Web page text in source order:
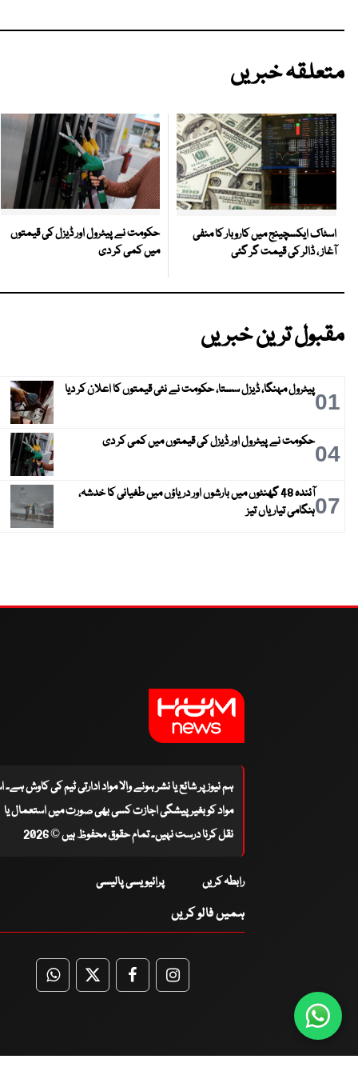
متعلقہ خبریں
اسٹاک ایکسچینج میں کاروبار کا منفی
آغاز ، ڈالر کی قیمت گر گئی
حکومت نے پیٹرول اور ڈیزل کی قیمتوں
میں کمی کر دی
مقبول ترین خبریں
01پیٹرول مہنگا، ڈیزل سستا، حکومت نے نئی قیمتوں کا اعلان کر دیا
04حکومت نے پیٹرول اور ڈیزل کی قیمتوں میں کمی کر دی
07
آئندہ 48 گھنٹوں میں بارشوں اور دریاؤں میں طغیانی کا خدشہ،
ہنگامی تیاریاں تیز
ہم نیوز پر شائع یا نشر ہونے والا مواد ادارتی ٹیم کی کاوش
مواد کو بغیر پیشگی اجازت کسی بھی صورت میں استعمال یا
نقل کرنا درست نہیں۔ تمام حقوق محفوظ ہیں © 2026
رابطہ کریں پرائیویسی پالیسی
ہمیں فالو کریں
WhatsApp
TwitterFacebookFacebook